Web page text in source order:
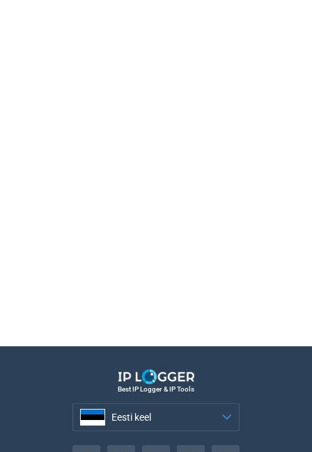
Best IP Logger & IP Tools
Eesti keel
Eesti keel